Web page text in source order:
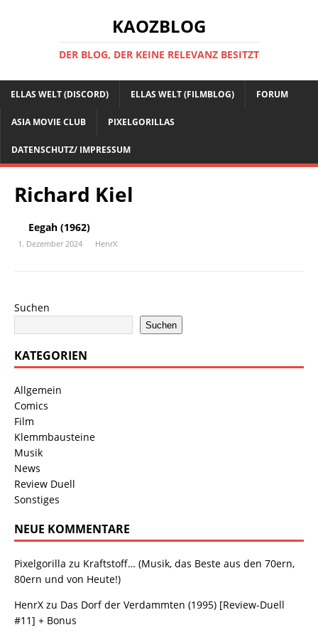
KAOZBLOG
DER BLOG, DER KEINE RELEVANZ BESITZT
ELLAS WELT (DISCORD) ELLAS WELT (FILMBLOG) FORUM
ASIA MOVIE CLUB PIXELGORILLAS
DATENSCHUTZ/ IMPRESSUM
Richard Kiel
Eegah (1962)
1. Dezember 2024 HenrX
Suchen
Suchen
KATEGORIEN
Allgemein
Comics
Film
Klemmbausteine
Musik
News
Review Duell
Sonstiges
NEUE KOMMENTARE
Pixelgorilla zu Kraftstoff… (Musik, das Beste aus den 70ern,
80ern und von Heute!)
HenrX zu Das Dorf der Verdammten (1995) [Review-Duell
#11] + Bonus